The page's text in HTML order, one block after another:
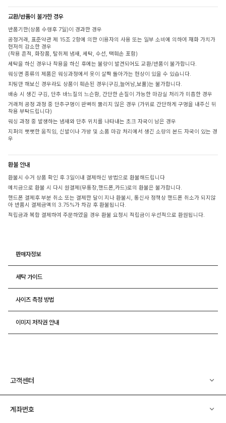
교환/반품이 불가한 경우
반품기한(상품 수령후 7일)이 경과한 경우
공정거래, 표준약관 제 15조 2항에 의한 이용자의 사용 또는 일부 소비에 의하여 재화 가치가
현저히 감소한 경우
(착용 흔적, 화장품, 탈취제 냄새, 세탁, 수선, 택훼손 포함)
세탁을 하신 경우나 착용을 하신 후에는 불량이 발견되어도 교환/반품이 불가합니다.
워싱면 종류의 제품은 워싱과정에서 옷이 살짝 돌아가는 현상이 있을 수 있습니다.
피팅만 해보신 경우라도 상품이 훼손된 경우(구김,늘어남,보풀)는 불가합니다.
배송 시 생긴 구김, 단추 바느질의 느슨함, 간단한 손질이 가능한 마감실 처리가 미흡한 경우
거래처 공정 과정 중 단추구멍이 완벽히 뚫리지 않은 경우 (가위로 간단하게 구멍을 내주신 뒤
착용 부탁드립니다)
워싱 과정 중 발생하는 냄새와 단추 위치를 나타내는 초크 자국이 남은 경우
지퍼의 뻣뻣한 움직임, 신발이나 가방 및 소품 마감 처리에서 생긴 소량의 본드 자국이 있는 경
우
환불 안내
환불시 수거 상품 확인 후 3일이내 결제하신 방법으로 환불해드립니다
예치금으로 환불 시 다시 원결제(무통장,핸드폰,카드)로의 환불은 불가합니다.
핸드폰 결제후 부분 취소 또는 결제한 달이 지나 환불시, 통신사 정책상 핸드폰 취소가 되지않
아 반품시 결제금액의 3.75%가 차감 후 환불됩니다.
적립금과 복합 결제하여 주문하였을 경우 환불 요청시 적립금이 우선적으로 환원됩니다.
판매자정보
세탁 가이드
사이즈 측정 방법
이미지 저작권 안내
고객센터
계좌번호